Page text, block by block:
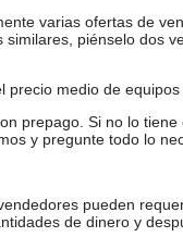
varias ofertas de
piénselo dos
medio de equipos
prepago. Si no lo
y pregunte todo lo
pueden
de dinero y